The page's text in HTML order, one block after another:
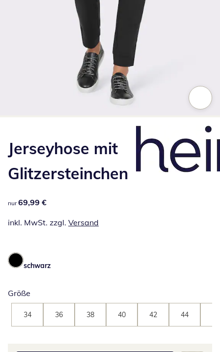
Jerseyhose mit
Glitzersteinchen
69,99 €
nur 69,99 €
inkl. MwSt. zzgl. Versand
schwarz
Größe
34 36 38 40 42 44